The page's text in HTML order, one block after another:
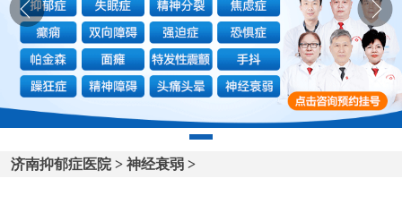
济南抑郁症医院> 神经衰弱>